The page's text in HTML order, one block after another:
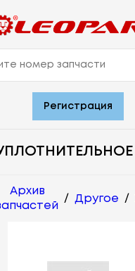
Регистрация
Архив
/ Другое /